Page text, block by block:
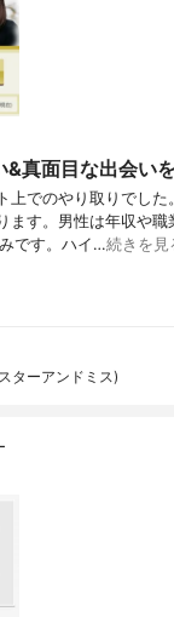
&真面目な出会い
上でのやり取りでし
ます。男性は年収や
です。ハイ…続きを見
ターアンドミス)